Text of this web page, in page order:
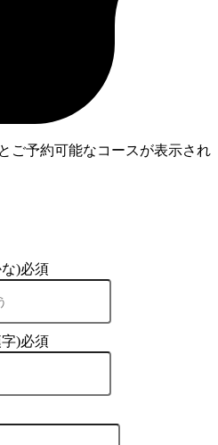
ご予約可能なコースが表示され
)必須
)必須